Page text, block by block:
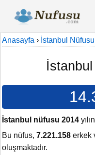
Anasayfa › İstanbul Nüfusu
İstanbul nüfusu 2014
Bu nüfus, 7.221.158 erkek
oluşmaktadır.